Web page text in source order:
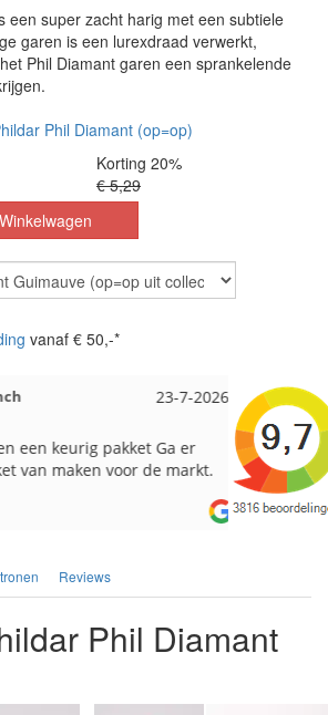
een super zacht harig met een subtiele
garen is een lurexdraad verwerkt,
Phil Diamant garen een sprankelende
Phil Diamant (op=op)
Korting 20%
€ 5,29
vanaf € 50,-*
23-7-2026
keurig pakket Ga er
van maken voor de markt.
Hilde uit
Reeds
de service.
Reviews
Phil Diamant